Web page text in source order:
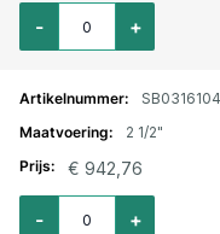
Aantal voor Kogelkraan
+
-
2 1/2"
€ 942,76
Aantal voor Kogelkraan
+
-